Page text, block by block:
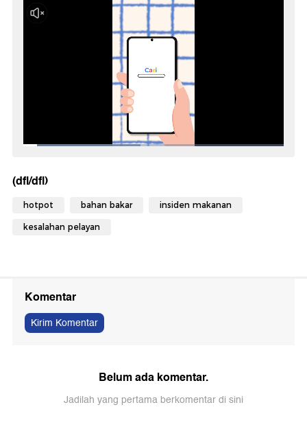
(dfl/dfl)
hotpot bahan bakar insiden makanan
kesalahan pelayan
Komentar
Kirim Komentar
Belum ada komentar.
Jadilah yang pertama berkomentar di sini